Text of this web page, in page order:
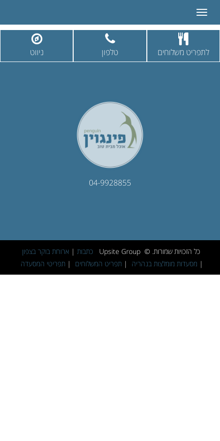
Toggle
navigation
לתפריט משלוחים טלפון ניווט
04-9928855
כל הזכויות שמורות. © Upsite Group כתבות | ארוחת בוקר בצפון
| מסעדות מומלצות בנהריה | תפריט המשלוחים | תפריטי המסעדה